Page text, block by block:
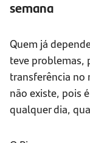
semana
Quem já
teve problemas,
transferência no
não existe, pois
qualquer dia,